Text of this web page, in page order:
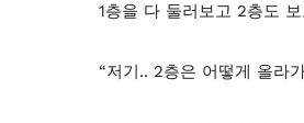
1층을 다 둘러보고 2층도
“저기.. 2층은 어떻게 올라